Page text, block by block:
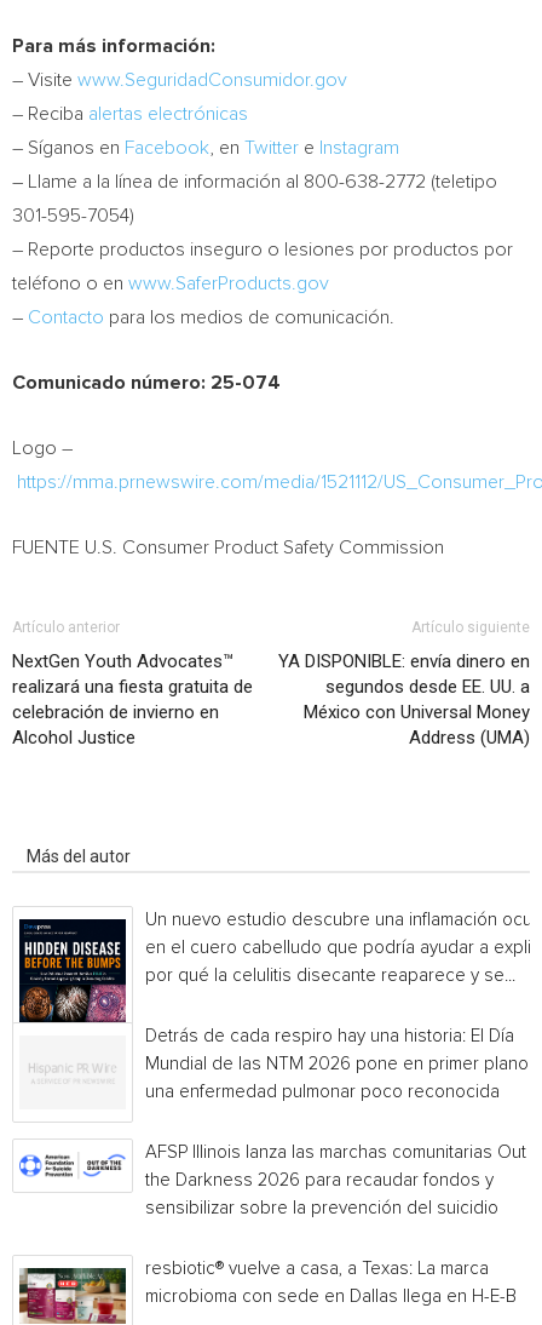
Para más información:
– Visite www.SeguridadConsumidor.gov
– Reciba alertas electrónicas
– Síganos en Facebook , en Twitter e Instagram
– Llame a la línea de información al 800-638-2772 (teletipo
301-595-7054)
– Reporte productos inseguro o lesiones por productos por
teléfono o en www.SaferProducts.gov
– Contacto para los medios de comunicación.
Comunicado número: 25-074
Logo –
https://mma.prnewswire.com/media/1521112/
FUENTE U.S. Consumer Product Safety Commission
Artículo anterior
NextGen Youth Advocates™
realizará una fiesta gratuita de
celebración de invierno en
Alcohol Justice
Artículo siguiente
YA DISPONIBLE: envía dinero en
segundos desde EE. UU. a
México con Universal Money
Address (UMA)
Más del autor
Un nuevo estudio descubre una inflamación
en el cuero cabelludo que podría ayudar a
por qué la celulitis disecante reaparece y se...
Detrás de cada respiro hay una historia: El Día
Mundial de las NTM 2026 pone en primer plano
una enfermedad pulmonar poco reconocida
AFSP Illinois lanza las marchas comunitarias Out
the Darkness 2026 para recaudar fondos y
sensibilizar sobre la prevención del suicidio
resbiotic® vuelve a casa, a Texas: La marca
microbioma con sede en Dallas llega en H-E-B